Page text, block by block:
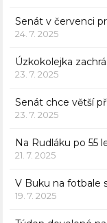
Senát v červenci
24. 7. 2025
Úzkokolejka
23. 7. 2025
Senát chce větší
23. 7. 2025
Na Rudláku po 55
21. 7. 2025
V Buku na fotbale
19. 7. 2025